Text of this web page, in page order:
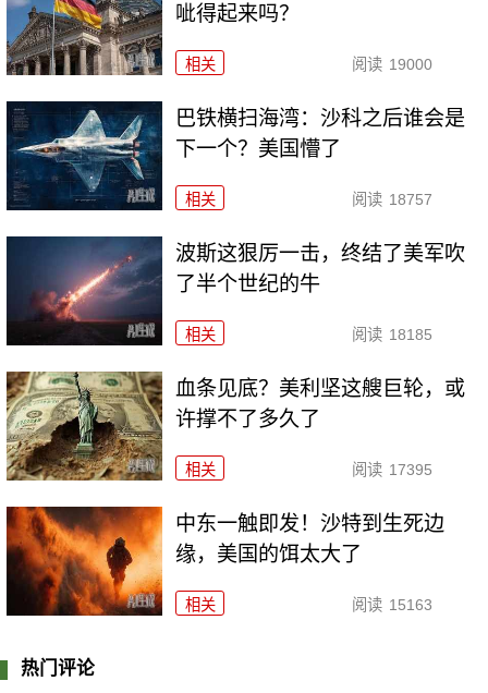
呲得起来吗？
相关 阅读 19000
巴铁横扫海湾：沙科之后谁会是
下一个？美国懵了
相关 阅读 18757
波斯这狠厉一击，终结了美军吹
了半个世纪的牛
相关 阅读 18185
血条见底？美利坚这艘巨轮，或
许撑不了多久了
相关 阅读 17395
中东一触即发！沙特到生死边
缘，美国的饵太大了
相关 阅读 15163
热门评论